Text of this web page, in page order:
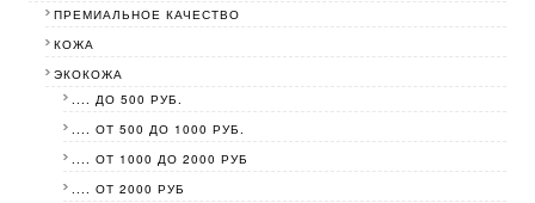
ПРЕМИАЛЬНОЕ КАЧЕСТВО
КОЖА
ЭКОКОЖА
.... ДО 500 РУБ.
.... ОТ 500 ДО 1000 РУБ.
.... ОТ 1000 ДО 2000 РУБ
.... ОТ 2000 РУБ